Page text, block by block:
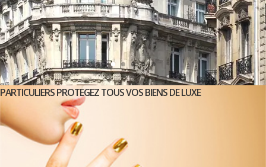
PARTICULIERS PROTEGEZ TOUS VOS BIENS DE LUXE